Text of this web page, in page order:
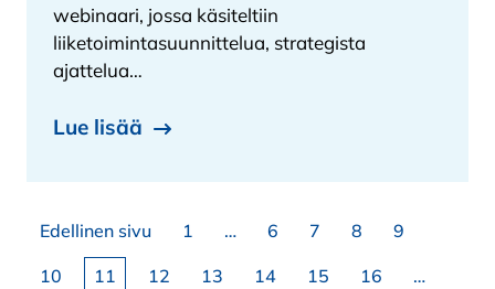
webinaari, jossa käsiteltiin
liiketoimintasuunnittelua, strategista
ajattelua…
Lue lisää
Artikkelien sivutus
Edellinen sivu Sivu
1 … Sivu
6 Sivu
7 Sivu
8 Sivu
9
Sivu
10 Sivu
11 Sivu
12 Sivu
13 Sivu
14 Sivu
15 Sivu
16 …